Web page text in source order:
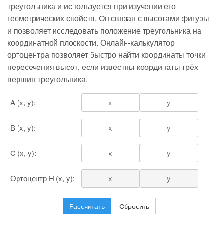
треугольника и используется при изучении его
геометрических свойств. Он связан с высотами фигуры
и позволяет исследовать положение треугольника на
координатной плоскости. Онлайн-калькулятор
ортоцентра позволяет быстро найти координаты точки
пересечения высот, если известны координаты трёх
вершин треугольника.
A (x, y):
B (x, y):
C (x, y):
Ортоцентр H (x, y):
Рассчитать Сбросить